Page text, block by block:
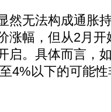
无法构成通胀
涨幅，但从2月
启。具体而言，
4%以下的可能